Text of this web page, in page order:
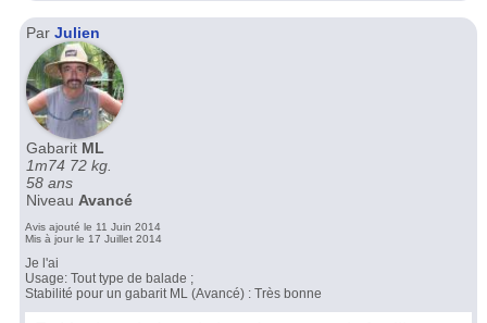
Par Julien
Gabarit ML
1m74 72 kg.
58 ans
Niveau Avancé
Avis ajouté le 11 Juin 2014
Mis à jour le 17 Juillet 2014
Je l'ai
Usage: Tout type de balade ;
Stabilité pour un gabarit ML (Avancé) : Très bonne